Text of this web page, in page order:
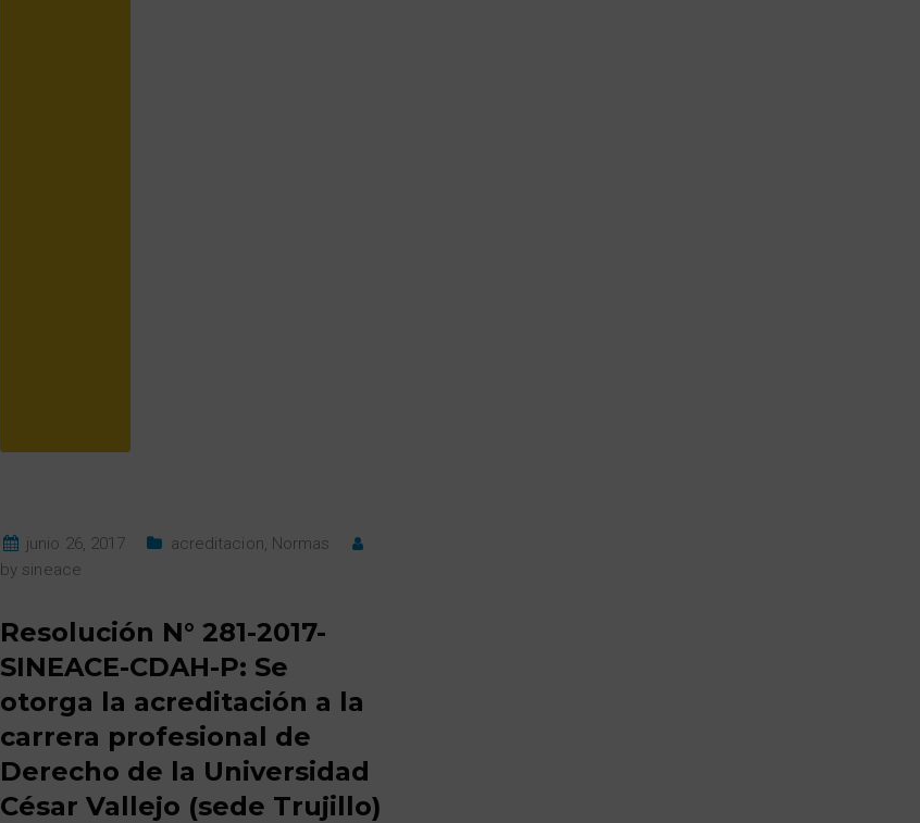
junio 26, 2017 acreditacion, Normas
by sineace
Resolución N° 281-2017-
SINEACE-CDAH-P: Se
otorga la acreditación a la
carrera profesional de
Derecho de la Universidad
César Vallejo (sede Trujillo)